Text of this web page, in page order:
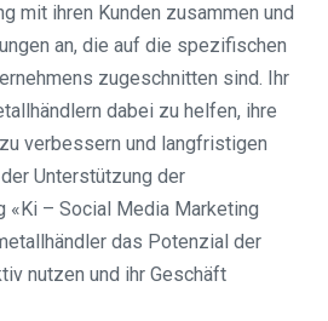
mit ihren Kunden zusammen und
an, die auf die spezifischen
zugeschnitten sind. Ihr
dabei zu helfen, ihre
verbessern und langfristigen
Unterstützung der
«Ki – Social Media Marketing
das Potenzial der
nutzen und ihr Geschäft